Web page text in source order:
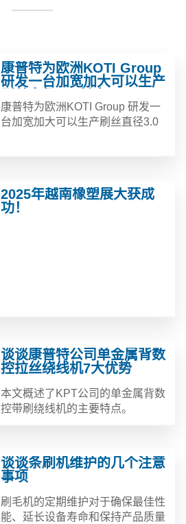
康普特为欧洲KOTI Group
研发一台加宽加大可以生产
的条刷
康普特为欧洲KOTI Group 研发一
台加宽加大可以生产刷丝直径3.0
2025年越南橡塑展大获成
功！
谈谈康普特公司单金属背数
控拉丝绕线机7大优势
本文概述了KPT公司的单金属背数
控带刷绕线机的主要特点。
谈谈条刷机维护的几个注意
事项
刷毛机的定期维护对于确保最佳性
能、延长设备寿命和保持产品质量